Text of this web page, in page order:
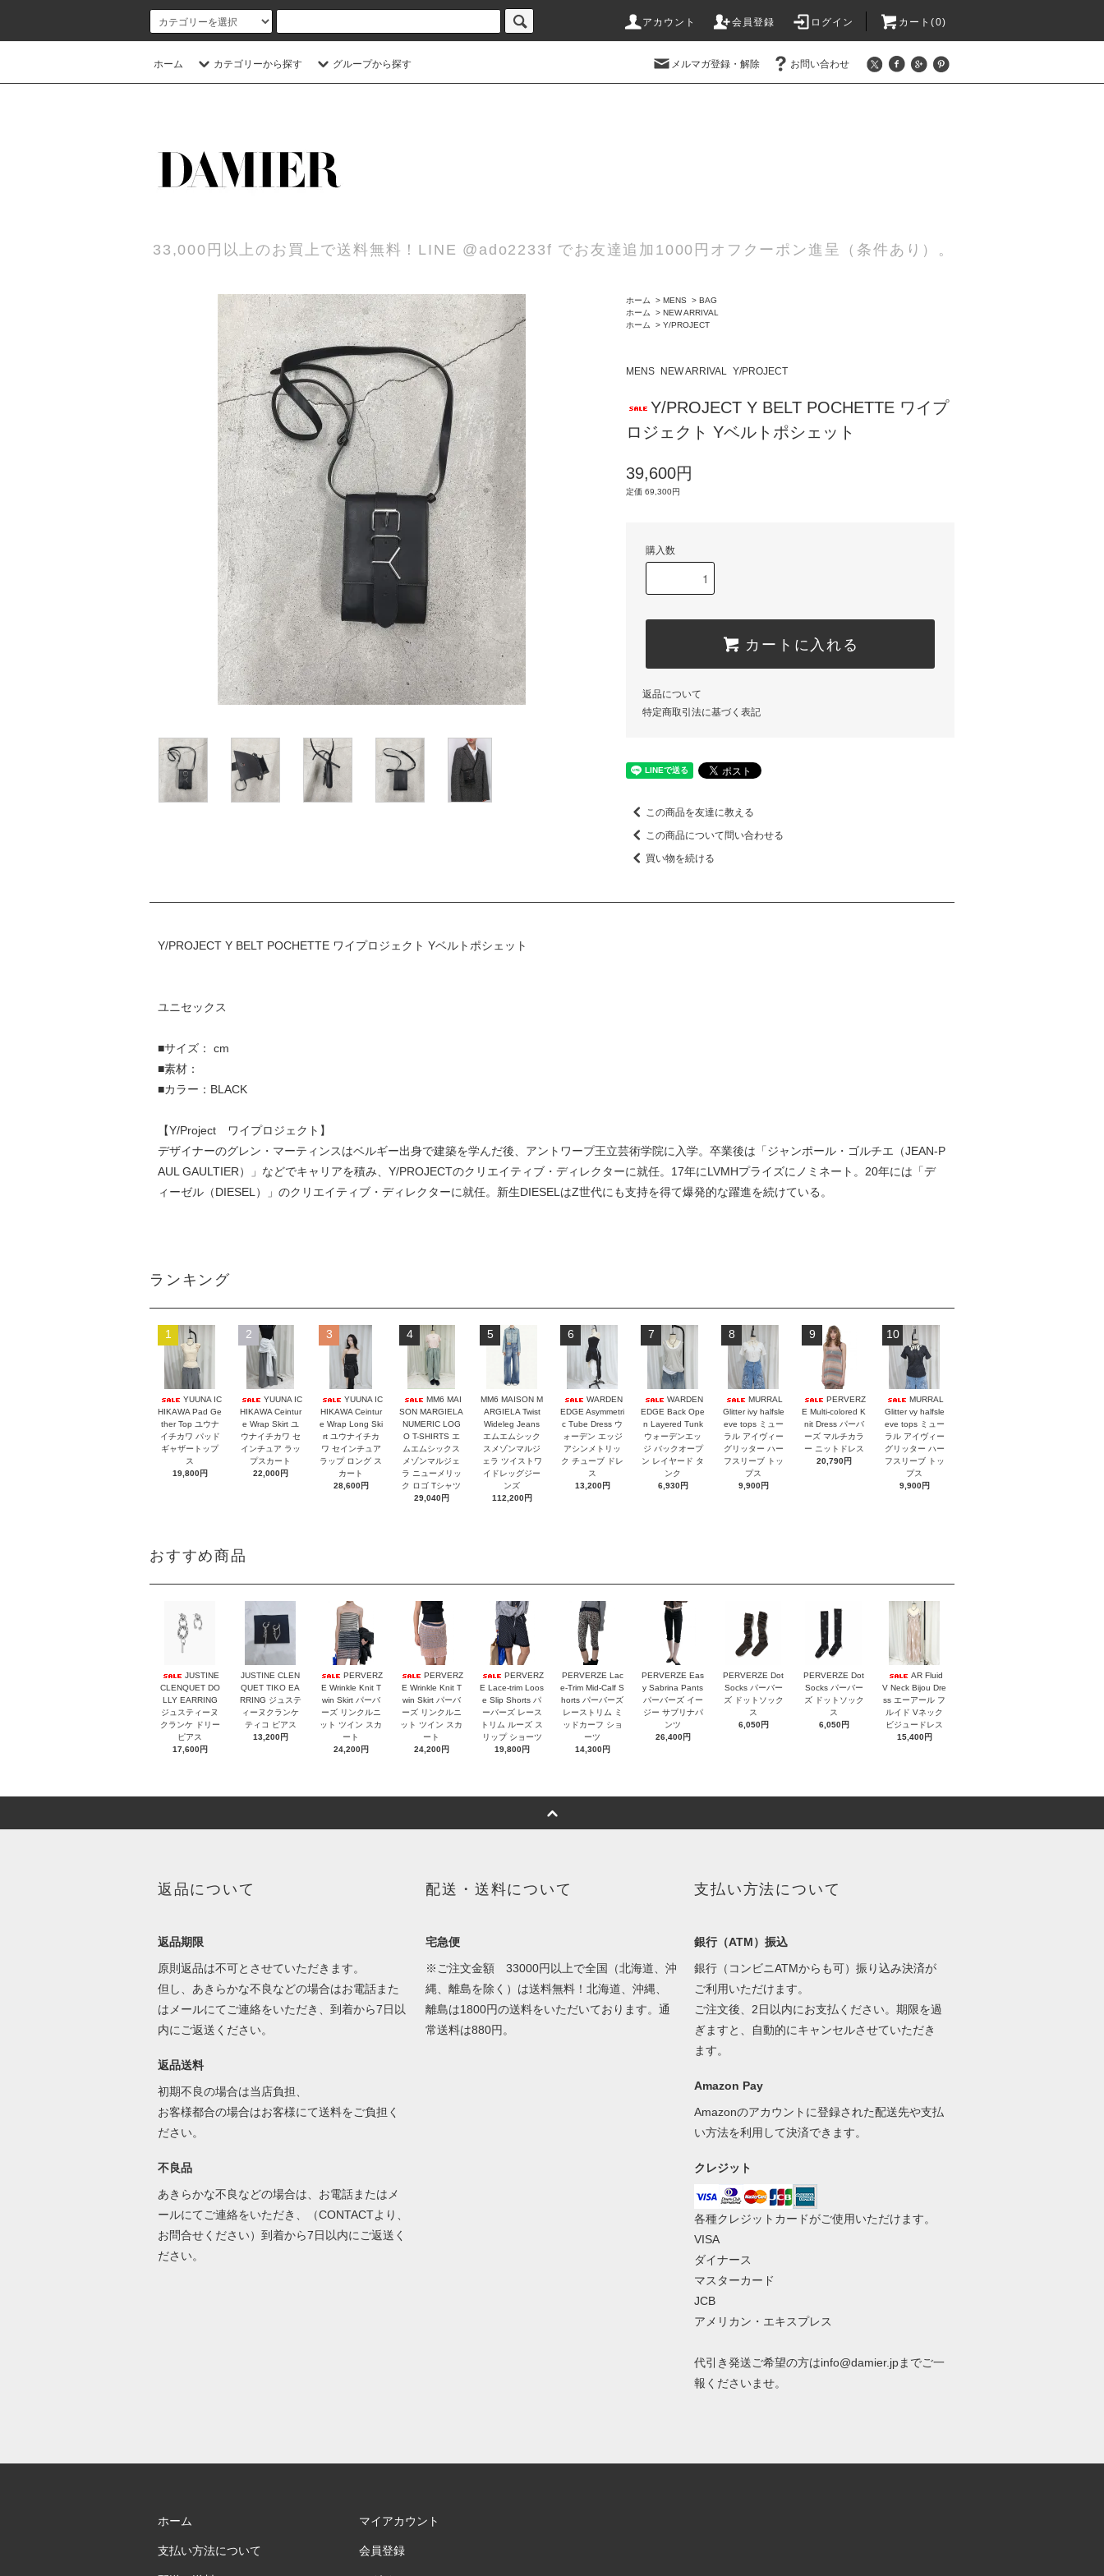
アカウント 会員登録 ログイン カート(0)
ホーム カテゴリーから探す グループから探す メルマガ登録・解除 お問い合わせ
33,000円以上のお買上で送料無料！LINE @ado2233f でお友達追加1000円オフクーポン進呈（条件あり）。
ホーム > MENS > BAG
ホーム
> NEW ARRIVAL
ホーム
> Y/PROJECT
MENS NEW ARRIVAL Y/PROJECT
Y/PROJECT Y BELT POCHETTE ワイプ
ロジェクト Yベルトポシェット
39,600円
定価 69,300円
購入数
カートに入れる
返品について
特定商取引法に基づく表記
この商品を友達に教える
この商品について問い合わせる
買い物を続ける
Y/PROJECT Y BELT POCHETTE ワイプロジェクト Yベルトポシェット
ユニセックス
■サイズ： cm
■素材：
■カラー：BLACK
【Y/Project ワイプロジェクト】
デザイナーのグレン・マーティンスはベルギー出身で建築を学んだ後、アントワープ王立芸術学院に入学。卒業後は「ジャンポール・ゴルチエ（JEAN-P
AUL GAULTIER）」などでキャリアを積み、Y/PROJECTのクリエイティブ・ディレクターに就任。17年にLVMHプライズにノミネート。20年には「デ
ィーゼル（DIESEL）」のクリエイティブ・ディレクターに就任。新生DIESELはZ世代にも支持を得て爆発的な躍進を続けている。
ランキング
1
YUUNA IC
HIKAWA Pad Ge
ther Top ユウナ
イチカワ パッド
ギャザートップ
ス
19,800円
2
YUUNA IC
HIKAWA Ceintur
e Wrap Skirt ユ
ウナイチカワ セ
インチュア ラッ
プスカート
22,000円
3
YUUNA IC
HIKAWA Ceintur
e Wrap Long Ski
rt ユウナイチカ
ワ セインチュア
ラップ ロング ス
カート
28,600円
4
MM6 MAI
SON MARGIELA
NUMERIC LOG
O T-SHIRTS エ
ムエムシックス
メゾンマルジェ
ラ ニューメリッ
ク ロゴ Tシャツ
29,040円
5
MM6 MAISON M
ARGIELA Twist
Wideleg Jeans
エムエムシック
スメゾンマルジ
ェラ ツイストワ
イドレッグジー
ンズ
112,200円
6
WARDEN
EDGE Asymmetri
c Tube Dress ウ
ォーデン エッジ
アシンメトリッ
ク チューブ ドレ
ス
13,200円
7
WARDEN
EDGE Back Ope
n Layered Tunk
ウォーデンエッ
ジ バックオープ
ン レイヤード タ
ンク
6,930円
8
MURRAL
Glitter ivy halfsle
eve tops ミュー
ラル アイヴィー
グリッター ハー
フスリーブ トッ
プス
9,900円
9
PERVERZ
E Multi-colored K
nit Dress パーバ
ーズ マルチカラ
ー ニットドレス
20,790円
10
MURRAL
Glitter vy halfsle
eve tops ミュー
ラル アイヴィー
グリッター ハー
フスリーブ トッ
プス
9,900円
おすすめ商品
JUSTINE
CLENQUET DO
LLY EARRING
ジュスティーヌ
クランケ ドリー
ピアス
17,600円
JUSTINE CLEN
QUET TIKO EA
RRING ジュステ
ィーヌクランケ
ティコ ピアス
13,200円
PERVERZ
E Wrinkle Knit T
win Skirt パーバ
ーズ リンクルニ
ット ツイン スカ
ート
24,200円
PERVERZ
E Wrinkle Knit T
win Skirt パーバ
ーズ リンクルニ
ット ツイン スカ
ート
24,200円
PERVERZ
E Lace-trim Loos
e Slip Shorts パ
ーバーズ レース
トリム ルーズ ス
リップ ショーツ
19,800円
PERVERZE Lac
e-Trim Mid-Calf S
horts パーバーズ
レーストリム ミ
ッドカーフ ショ
ーツ
14,300円
PERVERZE Eas
y Sabrina Pants
パーバーズ イー
ジー サブリナパ
ンツ
26,400円
PERVERZE Dot
Socks パーバー
ズ ドットソック
ス
6,050円
PERVERZE Dot
Socks パーバー
ズ ドットソック
ス
6,050円
AR Fluid
V Neck Bijou Dre
ss エーアール フ
ルイド Vネック
ビジュードレス
15,400円
返品について
返品期限
原則返品は不可とさせていただきます。
但し、あきらかな不良などの場合はお電話また
はメールにてご連絡をいただき、到着から7日以
内にご返送ください。
返品送料
初期不良の場合は当店負担、
お客様都合の場合はお客様にて送料をご負担く
ださい。
不良品
あきらかな不良などの場合は、お電話またはメ
ールにてご連絡をいただき、（CONTACTより、
お問合せください）到着から7日以内にご返送く
ださい。
配送・送料について
宅急便
※ご注文金額 33000円以上で全国（北海道、沖
縄、離島を除く）は送料無料！北海道、沖縄、
離島は1800円の送料をいただいております。通
常送料は880円。
支払い方法について
銀行（ATM）振込
銀行（コンビニATMからも可）振り込み決済が
ご利用いただけます。
ご注文後、2日以内にお支払ください。期限を過
ぎますと、自動的にキャンセルさせていただき
ます。
Amazon Pay
Amazonのアカウントに登録された配送先や支払
い方法を利用して決済できます。
クレジット
各種クレジットカードがご使用いただけます。
VISA
ダイナース
マスターカード
JCB
アメリカン・エキスプレス
代引き発送ご希望の方はinfo@damier.jpまでご一
報くださいませ。
ホーム
支払い方法について
マイアカウント
会員登録